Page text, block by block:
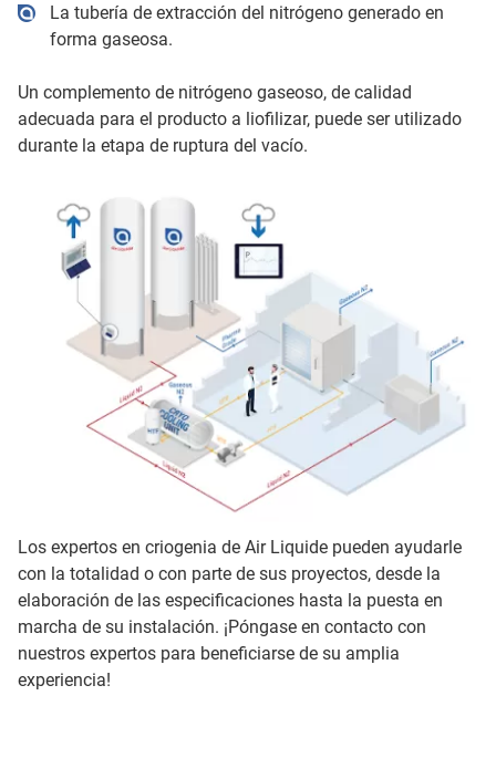
La tubería de extracción del nitrógeno generado en
forma gaseosa.
Un complemento de nitrógeno gaseoso, de calidad
adecuada para el producto a liofilizar, puede ser utilizado
durante la etapa de ruptura del vacío.
Los expertos en criogenia de Air Liquide pueden ayudarle
con la totalidad o con parte de sus proyectos, desde la
elaboración de las especificaciones hasta la puesta en
marcha de su instalación. ¡Póngase en contacto con
nuestros expertos para beneficiarse de su amplia
experiencia!